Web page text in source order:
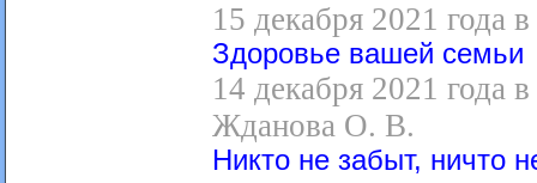
15 декабря 2021 года
Здоровье вашей семьи
14 декабря 2021 года
Жданова О. В.
Никто не забыт, ничто